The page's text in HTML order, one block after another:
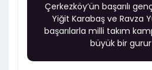
Çerkezköy’ün başarılı
Yiğit Karabaş ve Ravza
başarılarla milli takım
büyük bir